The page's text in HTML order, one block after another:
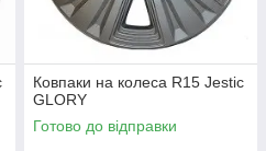
Ковпаки на колеса R15 Jestic
GLORY
Готово до відправки